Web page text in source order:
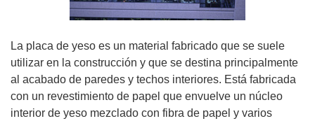
La placa de yeso es un material fabricado que se suele
utilizar en la construcción y que se destina principalmente
al acabado de paredes y techos interiores. Está fabricada
con un revestimiento de papel que envuelve un núcleo
interior de yeso mezclado con fibra de papel y varios